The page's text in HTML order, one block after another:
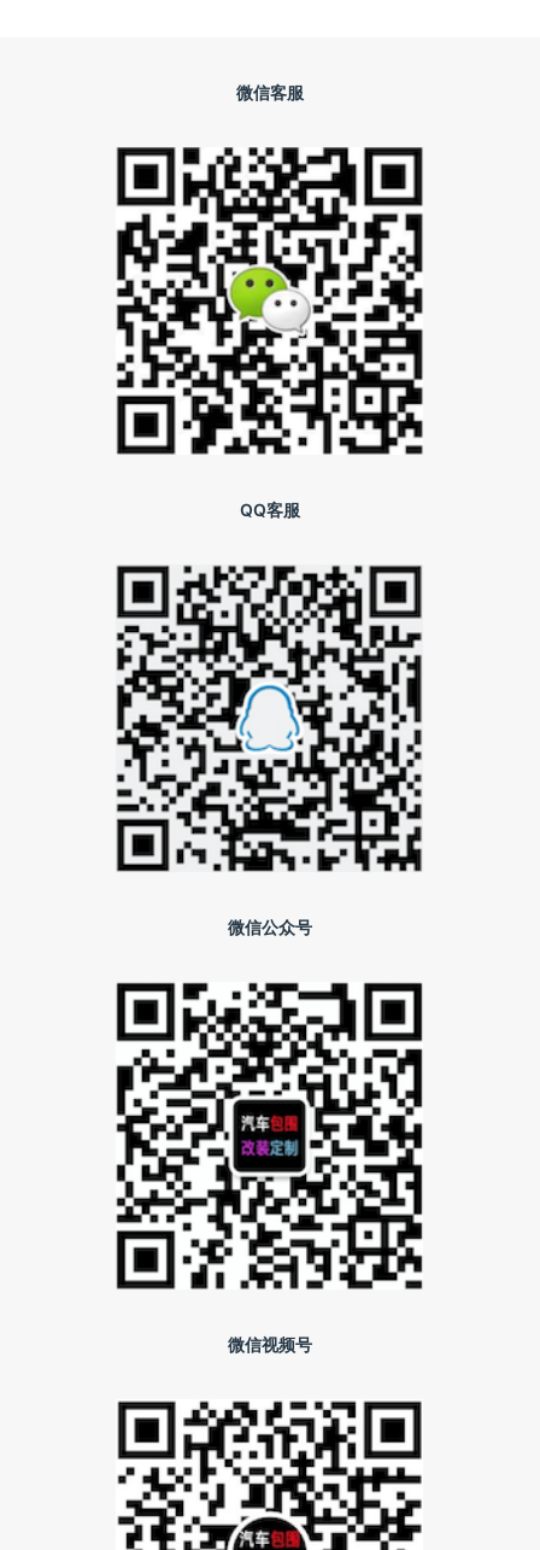
微信客服
QQ客服
微信公众号
微信视频号